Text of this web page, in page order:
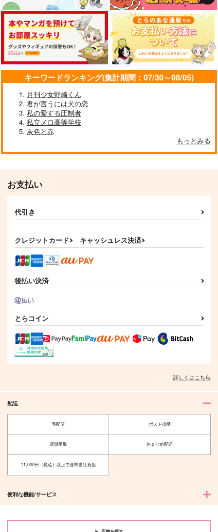
脱兎の如く！
ちょこっと。
1,100円（税込）
冨岡義勇×竈門炭治郎
サンプル
俺の炭治郎がふわふわ
に！
1224
715円（税込）
煉獄杏寿郎×竈門炭治郎
サンプル
あなたに近づく 満た
される
nmtk
1,210円（税込）
煉獄杏寿郎×竈門炭治郎
サンプル
シークレットナイト
787円（税込）
冨岡義勇×竈門炭治郎
作品詳細
愛洋々！
3,144円（税込）
煉獄杏寿郎×竈門炭治郎
作品詳細
カート カート カート
キーワードランキング(集計期間：07/30～08/05)
月刊少女野崎くん
君が言うには犬の恋
私の愛する圧制者
私立メロ高等学校
灰色と赤
もっとみる
お支払い
代引き
クレジットカード キャッシュレス決済
後払い決済
とらコイン
詳しくはこちら
配送
宅配便 ポスト投函
店頭受取 おまとめ配送
11,000円（税込）以上で送料当社負担
便利な機能/サービス